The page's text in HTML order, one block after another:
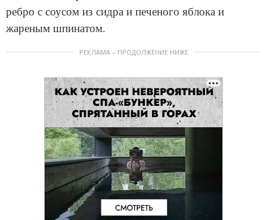
ребро с соусом из сидра и печеного яблока и
жареным шпинатом.
РЕКЛАМА – ПРОДОЛЖЕНИЕ НИЖЕ